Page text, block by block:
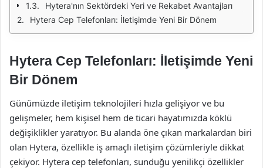
Hytera'nın Sektördeki Yeri ve Rekabet Avantajları
Hytera Cep Telefonları: İletişimde Yeni Bir Dönem
Hytera Cep Telefonları: İletişimde Yeni
Bir Dönem
Günümüzde iletişim teknolojileri hızla gelişiyor ve bu
gelişmeler, hem kişisel hem de ticari hayatımızda köklü
değişiklikler yaratıyor. Bu alanda öne çıkan markalardan biri
olan Hytera, özellikle iş amaçlı iletişim çözümleriyle dikkat
çekiyor. Hytera cep telefonları, sunduğu yenilikçi özellikler